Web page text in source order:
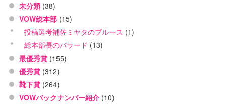
未分類 (38)
VOW総本部 (15)
投稿選考補佐ミヤタのブルース (1)
総本部長のバラード (13)
最優秀賞 (155)
優秀賞 (312)
靴下賞 (264)
VOWバックナンバー紹介 (10)